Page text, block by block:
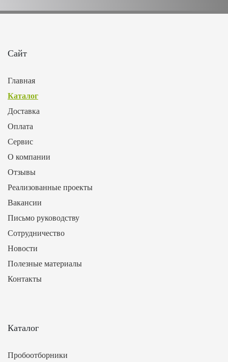
Сайт
Главная
Каталог
Доставка
Оплата
Сервис
О компании
Отзывы
Реализованные проекты
Вакансии
Письмо руководству
Сотрудничество
Новости
Полезные материалы
Контакты
Каталог
Пробоотборники